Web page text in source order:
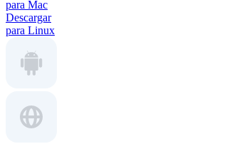
para Mac
Descargar
para Linux